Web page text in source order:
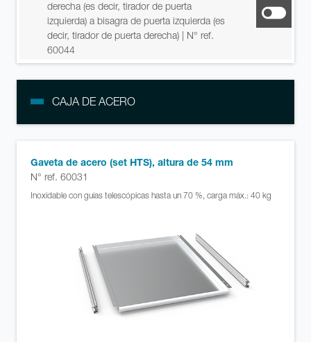
derecha (es decir, tirador de puerta
izquierda) a bisagra de puerta izquierda (es
decir, tirador de puerta derecha) | N° ref.
60044
CAJA DE ACERO
Gaveta de acero (set HTS), altura de 54 mm
N° ref. 60031
Inoxidable con guías telescópicas hasta un 70 %, carga máx.: 40 kg